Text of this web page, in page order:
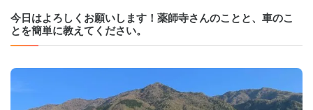
今日はよろしくお願いします！薬師寺さんのことと、車のこ
とを簡単に教えてください。